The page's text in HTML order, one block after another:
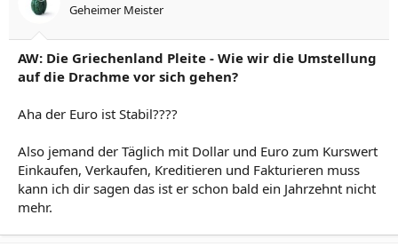
Geheimer Meister
AW: Die Griechenland Pleite - Wie wir die Umstellung
auf die Drachme vor sich gehen?
Aha der Euro ist Stabil????
Also jemand der Täglich mit Dollar und Euro zum Kurswert
Einkaufen, Verkaufen, Kreditieren und Fakturieren muss
kann ich dir sagen das ist er schon bald ein Jahrzehnt nicht
mehr.